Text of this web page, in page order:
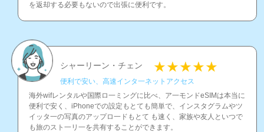
を返却する必要もないので出張に便利です。
シャーリーン・チェン
便利で安い、高速インタ一ネットアクセス
海外wifレンタルや国際ロ一ミングに比べ、ア一モンドeSIMは本当に
便利で安く、iPhoneでの設定もとても簡単で、インスタグラムやツ
イッタ一の写真のアップロ一ドもとて も速く、家族や友人といつで
も旅のスト一リ一を共有することができます。